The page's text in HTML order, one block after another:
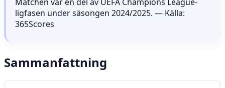
ligfasen under säsongen 2024/2025. — Källa:
365Scores
Sammanfattning